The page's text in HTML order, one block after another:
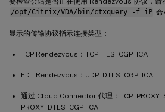
/opt/Citrix/VDA/bin/ctxquery -f iP 命
显示的传输协议指示连接类型：
TCP Rendezvous：TCP - TLS - CGP - ICA
EDT Rendezvous：UDP - DTLS - CGP - ICA
通过 Cloud Connector 代理：TCP - PROXY -
PROXY - DTLS - CGP - ICA